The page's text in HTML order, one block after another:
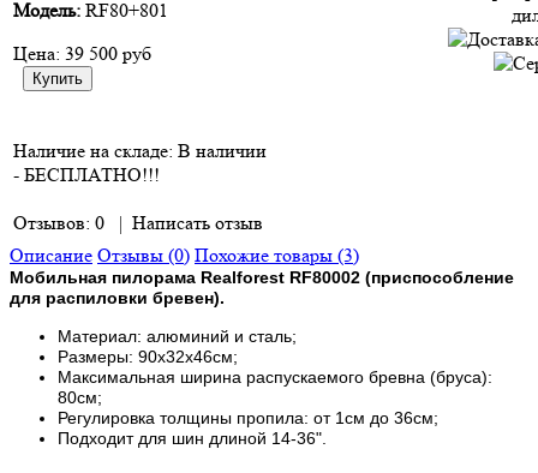
Модель: RF80+801
Цена: 39 500 руб
Наличие на складе: В наличии
- БЕСПЛАТНО!!!
Отзывов: 0 | Написать отзыв
Описание Отзывы (0) Похожие товары (3)
Мобильная пилорама Realforest RF80002 (приспособление
для распиловки бревен).
Материал: алюминий и сталь;
Размеры: 90x32x46см;
Максимальная ширина распускаемого бревна (бруса):
80см;
Регулировка толщины пропила: от 1см до 36см;
Подходит для шин длиной 14-36".